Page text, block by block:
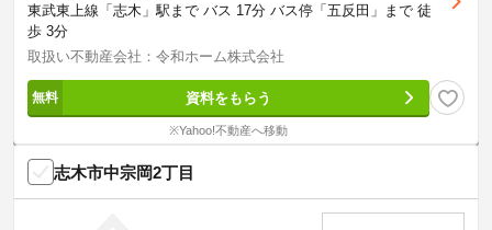
東武東上線「志木」駅まで バス 17分 バス停「五反田」まで 徒
歩 3分
取扱い不動産会社：令和ホーム株式会社
資料をもらう
※Yahoo!不動産へ移動
志木市中宗岡2丁目